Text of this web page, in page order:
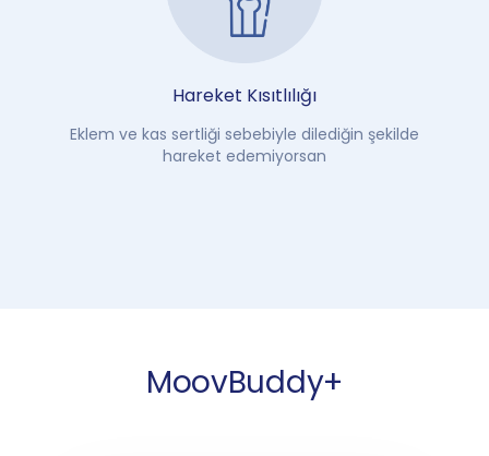
Hareket Kısıtlılığı
Eklem ve kas sertliği sebebiyle dilediğin şekilde
hareket edemiyorsan
MoovBuddy+